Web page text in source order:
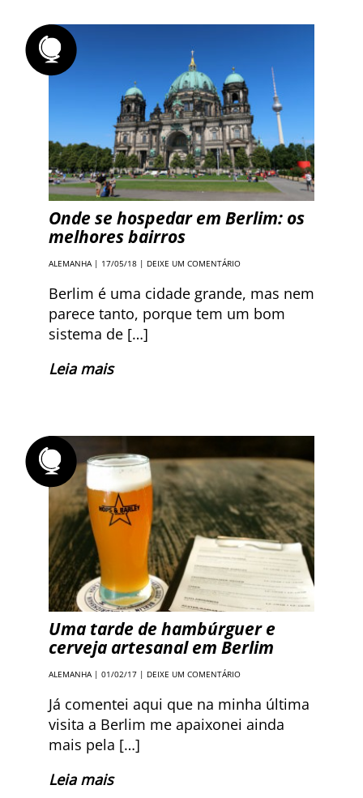
Onde se hospedar em Berlim: os
melhores bairros
ALEMANHA | 17/05/18 | DEIXE UM COMENTÁRIO
Berlim é uma cidade grande, mas nem
parece tanto, porque tem um bom
sistema de […]
Leia mais
Uma tarde de hambúrguer e
cerveja artesanal em Berlim
ALEMANHA| 01/02/17 | DEIXE UM COMENTÁRIO
Já comentei aqui que na minha última
visita a Berlim me apaixonei ainda
mais pela […]
Leia mais